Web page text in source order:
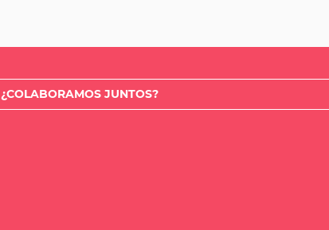
¿COLABORAMOS JUNTOS?